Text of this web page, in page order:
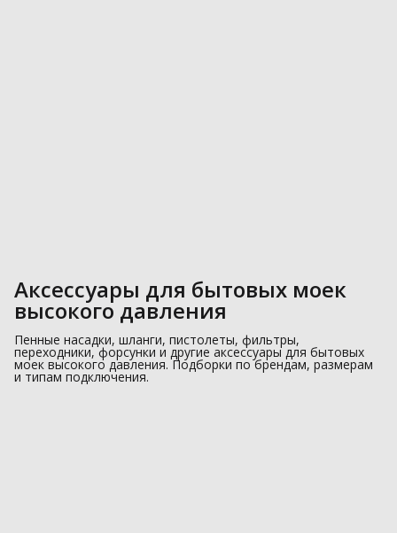
Аксессуары для бытовых моек
высокого давления
Пенные насадки, шланги, пистолеты, фильтры,
переходники, форсунки и другие аксессуары для бытовых
моек высокого давления. Подборки по брендам, размерам
и типам подключения.